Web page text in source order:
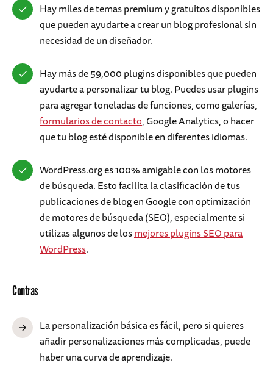
Hay miles de temas premium y gratuitos disponibles
que pueden ayudarte a crear un blog profesional sin
necesidad de un diseñador.
Hay más de 59,000 plugins disponibles que pueden
ayudarte a personalizar tu blog. Puedes usar plugins
para agregar toneladas de funciones, como galerías,
formularios de contacto, Google Analytics, o hacer
que tu blog esté disponible en diferentes idiomas.
WordPress.org es 100% amigable con los motores
de búsqueda. Esto facilita la clasificación de tus
publicaciones de blog en Google con optimización
de motores de búsqueda (SEO), especialmente si
utilizas algunos de losmejores plugins SEO para
WordPress.
Contras
La personalización básica es fácil, pero si quieres
añadir personalizaciones más complicadas, puede
haber una curva de aprendizaje.